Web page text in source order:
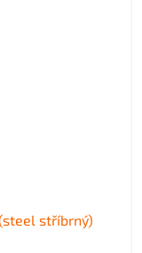
stříbrný)